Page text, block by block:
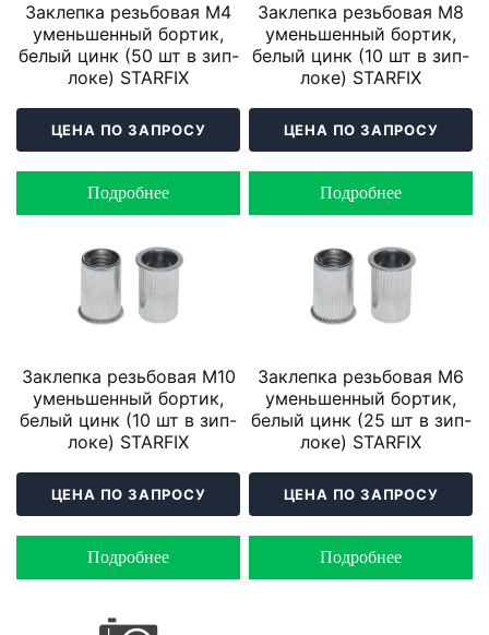
Заклепка резьбовая М4
уменьшенный бортик,
белый цинк (50 шт в зип-
локе) STARFIX
ЦЕНА ПО ЗАПРОСУ
Подробнее
Заклепка резьбовая М8
уменьшенный бортик,
белый цинк (10 шт в зип-
локе) STARFIX
ЦЕНА ПО ЗАПРОСУ
Подробнее
Заклепка резьбовая М10
уменьшенный бортик,
белый цинк (10 шт в зип-
локе) STARFIX
ЦЕНА ПО ЗАПРОСУ
Подробнее
Заклепка резьбовая М6
уменьшенный бортик,
белый цинк (25 шт в зип-
локе) STARFIX
ЦЕНА ПО ЗАПРОСУ
Подробнее